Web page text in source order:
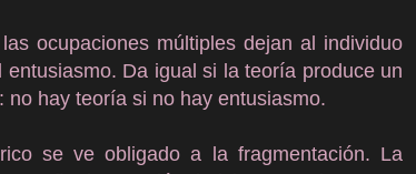
ocupaciones múltiples dejan al individuo
Da igual si la teoría produce un
hay teoría si no hay entusiasmo.
se ve obligado a la fragmentación. La